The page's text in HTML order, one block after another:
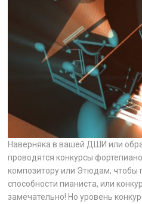
Наверняка в вашей ДШИ или
проводятся конкурсы
композитору или Этюдам, чтобы
способности пианиста, или
замечательно! Но уровень